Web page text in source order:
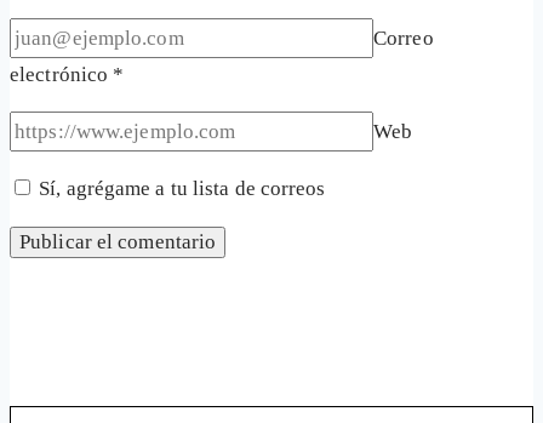
Correo
electrónico *
Web
Sí, agrégame a tu lista de correos